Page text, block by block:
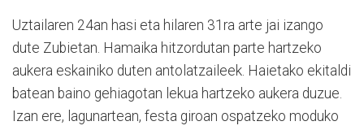
Uztailaren 24an hasi eta hilaren 31ra arte jai izango
dute Zubietan. Hamaika hitzordutan parte hartzeko
aukera eskainiko duten antolatzaileek. Haietako ekitaldi
batean baino gehiagotan lekua hartzeko aukera duzue.
Izan ere, lagunartean, festa giroan ospatzeko moduko